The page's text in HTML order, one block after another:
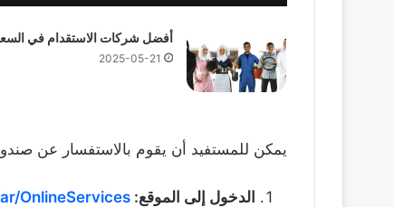
أفضل شركات الاستقدام في
2025-05-21
يمكن للمستفيد أن يقوم بالاستفسار عن
الدخول إلى الموقع: OnlineServices